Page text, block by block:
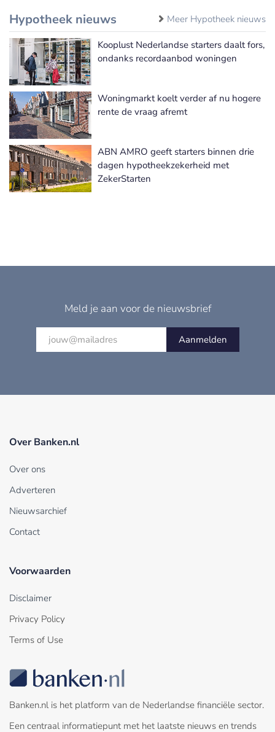
Hypotheek nieuws Meer Hypotheek nieuws
Kooplust Nederlandse starters daalt fors,
ondanks recordaanbod woningen
Woningmarkt koelt verder af nu hogere
rente de vraag afremt
ABN AMRO geeft starters binnen drie
dagen hypotheekzekerheid met
ZekerStarten
Meld je aan voor de nieuwsbrief
Aanmelden
Over Banken.nl
Over ons
Adverteren
Nieuwsarchief
Contact
Voorwaarden
Disclaimer
Privacy Policy
Terms of Use
Banken.nl is het platform van de Nederlandse financiële sector.
Een centraal informatiepunt met het laatste nieuws en trends